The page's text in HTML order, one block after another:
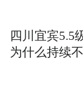
9月2日，极
生。据吴先
四川宜宾5.5
为什么持续